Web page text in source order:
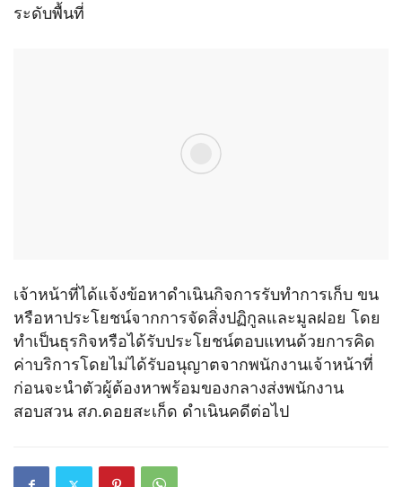
ระดับพื้นที่
เจ้าหน้าที่ได้แจ้งข้อหาดำเนินกิจการรับทำการเก็บ ขน
หรือหาประโยชน์จากการจัดสิ่งปฏิกูลและมูลฝอย โดย
ทำเป็นธุรกิจหรือได้รับประโยชน์ตอบแทนด้วยการคิด
ค่าบริการโดยไม่ได้รับอนุญาตจากพนักงานเจ้าหน้าที่
ก่อนจะนำตัวผู้ต้องหาพร้อมของกลางส่งพนักงาน
สอบสวน สภ.ดอยสะเก็ด ดำเนินคดีต่อไป